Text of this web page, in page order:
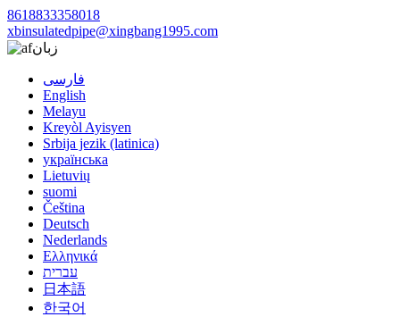
8618833358018
xbinsulatedpipe@xingbang1995.com
زبان
فارسی
English
Melayu
Kreyòl Ayisyen
Srbija jezik (latinica)
українська
Lietuvių
suomi
Čeština
Deutsch
Nederlands
Ελληνικά
עברית
日本語
한국어